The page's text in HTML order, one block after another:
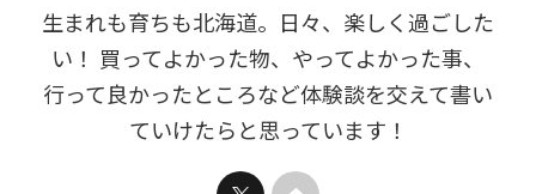
生まれも育ちも北海道。日々、楽しく過ごした
い！ 買ってよかった物、やってよかった事、
行って良かったところなど体験談を交えて書い
ていけたらと思っています！